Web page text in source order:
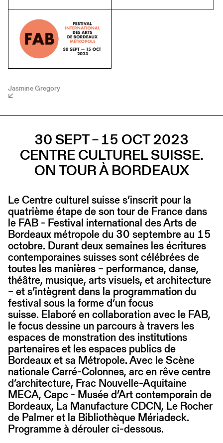
Jasmine Gregory
30 SEPT – 15 OCT 2023
CENTRE CULTUREL SUISSE.
ON TOUR À BORDEAUX
Le Centre culturel suisse s’inscrit pour la
quatrième étape de son tour de France dans
le FAB - Festival international des Arts de
Bordeaux métropole du 30 septembre au 15
octobre. Durant deux semaines les écritures
contemporaines suisses sont célébrées de
toutes les manières – performance, danse,
théâtre, musique, arts visuels, et architecture
– et s’intègrent dans la programmation du
festival sous la forme d’un focus
suisse. Elaboré en collaboration avec le FAB,
le focus dessine un parcours à travers les
espaces de monstration des institutions
partenaires et les espaces publics de
Bordeaux et sa Métropole. Avec le Scène
nationale Carré-Colonnes, arc en rêve centre
d’architecture, Frac Nouvelle-Aquitaine
MECA, Capc - Musée d’Art contemporain de
Bordeaux, La Manufacture CDCN, Le Rocher
de Palmer et la Bibliothèque Mériadeck.
Programme à dérouler ci-dessous.